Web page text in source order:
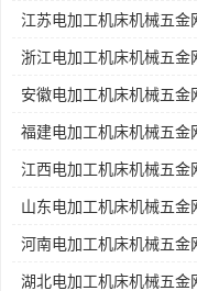
江苏电加工机床机械五金
浙江电加工机床机械五金
安徽电加工机床机械五金
福建电加工机床机械五金
江西电加工机床机械五金
山东电加工机床机械五金
河南电加工机床机械五金
湖北电加工机床机械五金